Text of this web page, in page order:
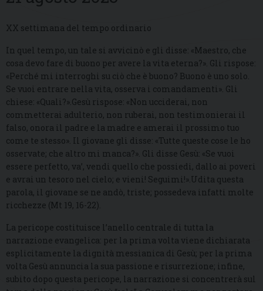
XX settimana del tempo ordinario
In quel tempo, un tale si avvicinò e gli disse: «Maestro, che
cosa devo fare di buono per avere la vita eterna?». Gli rispose:
«Perché mi interroghi su ciò che è buono? Buono è uno solo.
Se vuoi entrare nella vita, osserva i comandamenti». Gli
chiese: «Quali?».Gesù rispose: «Non ucciderai, non
commetterai adulterio, non ruberai, non testimonierai il
falso, onora il padre e la madre e amerai il prossimo tuo
come te stesso». Il giovane gli disse: «Tutte queste cose le ho
osservate; che altro mi manca?». Gli disse Gesù: «Se vuoi
essere perfetto, va’, vendi quello che possiedi, dallo ai poveri
e avrai un tesoro nel cielo; e vieni! Seguimi!».Udita questa
parola, il giovane se ne andò, triste; possedeva infatti molte
ricchezze (Mt 19, 16-22).
La pericope costituisce l’anello centrale di tutta la
narrazione evangelica: per la prima volta viene dichiarata
esplicitamente la dignità messianica di Gesù; per la prima
volta Gesù annuncia la sua passione e risurrezione; infine,
subito dopo questa pericope, la narrazione si concentrerà sul